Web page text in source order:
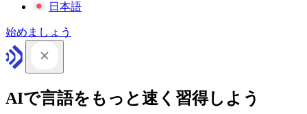
日本語
始めましょう
AIで言語をもっと速く習得しよう